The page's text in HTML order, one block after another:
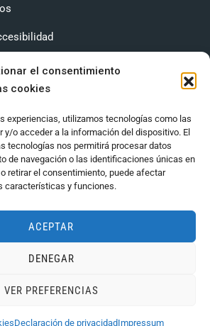
el consentimiento
cookies
experiencias, utilizamos tecnologías como las
y/o acceder a la información del dispositivo. El
tecnologías nos permitirá procesar datos
de navegación o las identificaciones únicas en
retirar el consentimiento, puede afectar
características y funciones.
ACEPTAR
DENEGAR
VER PREFERENCIAS
Declaración de privacidadImpressum
(UE)
de Córdoba 2024.